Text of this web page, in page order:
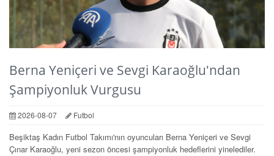
Berna Yeniçeri ve Sevgi Karaoğlu'ndan
Şampiyonluk Vurgusu
2026-08-07 Futbol
Beşiktaş Kadın Futbol Takımı'nın oyuncuları Berna Yeniçeri ve Sevgi
Çınar Karaoğlu, yeni sezon öncesi şampiyonluk hedeflerini yinelediler.